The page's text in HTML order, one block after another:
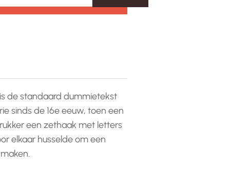
de standaard dummietekst
sinds de 16e eeuw, toen een
een zethaak met letters
elkaar husselde om een